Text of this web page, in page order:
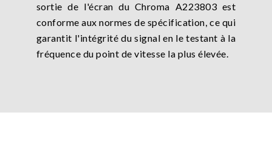
sortie de l'écran du Chroma A223803 est
conforme aux normes de spécification, ce qui
garantit l'intégrité du signal en le testant à la
fréquence du point de vitesse la plus élevée.